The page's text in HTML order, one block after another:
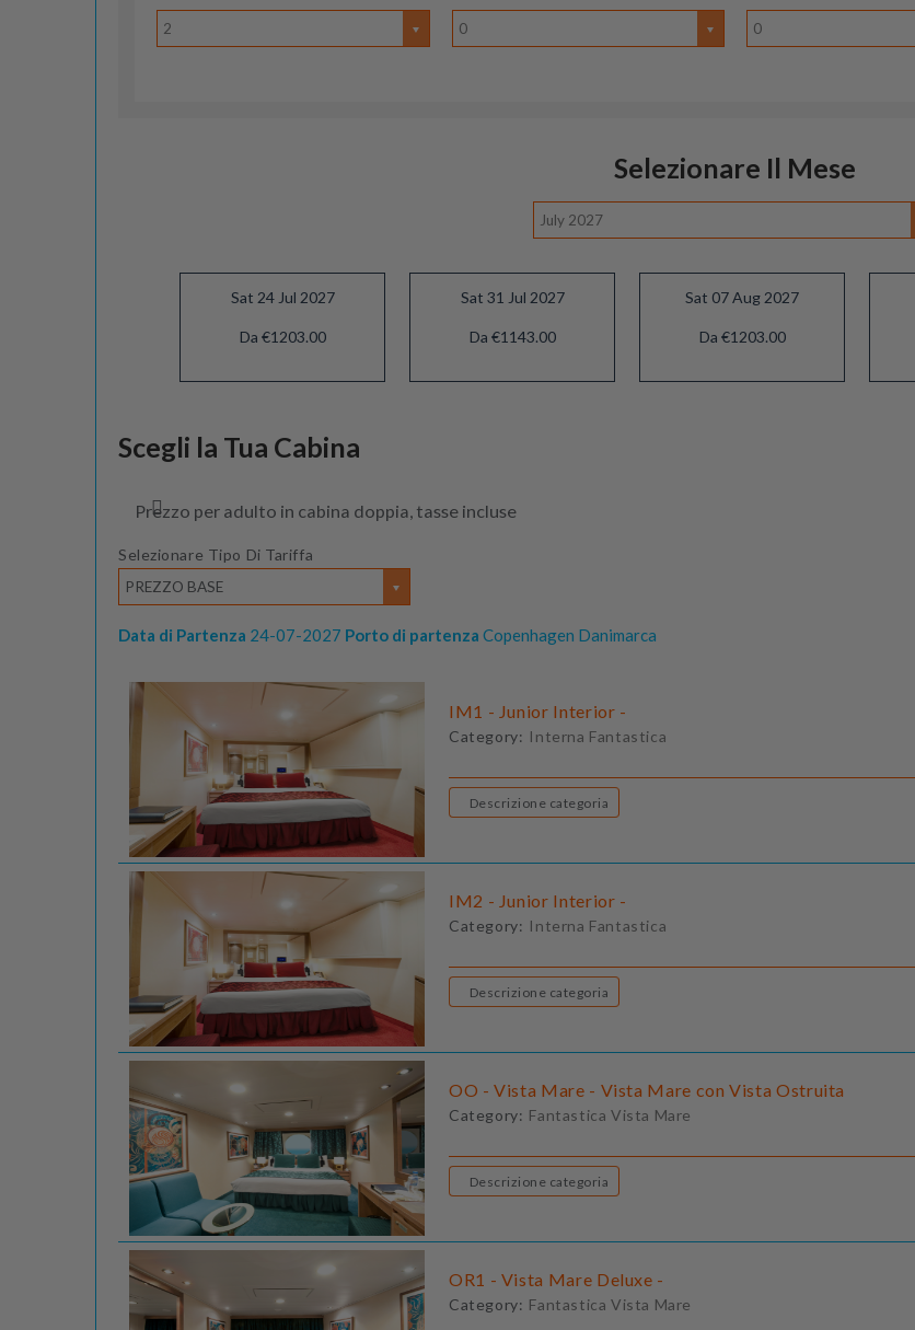
2 0 0
Selezionare Il Mese
July 2027
Sat 24 Jul 2027
Da €1203.00
Sat 31 Jul 2027
Da €1143.00
Sat 07 Aug 2027
Da €1203.00
Scegli la Tua Cabina
Prezzo per adulto in cabina doppia, tasse incluse
Selezionare Tipo Di Tariffa
PREZZO BASE
Data di Partenza 24-07-2027 Porto di partenza Copenhagen Danimarca
IM1 - Junior Interior -
Category: Interna Fantastica
Descrizione categoria
IM2 - Junior Interior -
Category: Interna Fantastica
Descrizione categoria
OO - Vista Mare - Vista Mare con Vista Ostruita
Category: Fantastica Vista Mare
Descrizione categoria
OR1 - Vista Mare Deluxe -
Category: Fantastica Vista Mare